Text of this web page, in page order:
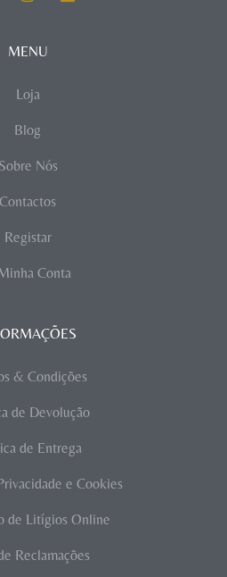
MENU
Loja
Blog
Sobre Nós
Contactos
Registar
Conta
& Condições
de Devolução
de Entrega
e Cookies
de Litígios Online
Reclamações